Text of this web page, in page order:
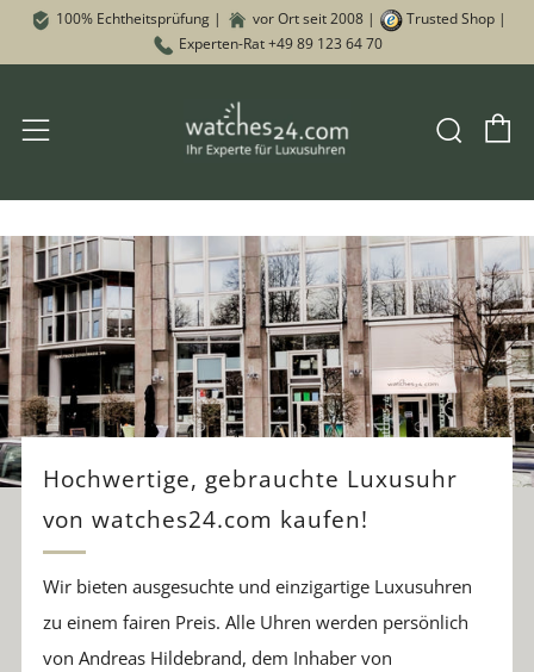
100% Echtheitsprüfung | vor Ort seit 2008 |
Trusted Shop |
Experten-Rat +49 89 123 64 70
Menu
Hochwertige, gebrauchte Luxusuhr
von watches24.com kaufen!
Wir bieten ausgesuchte und einzigartige Luxusuhren
zu einem fairen Preis. Alle Uhren werden persönlich
von Andreas Hildebrand, dem Inhaber von